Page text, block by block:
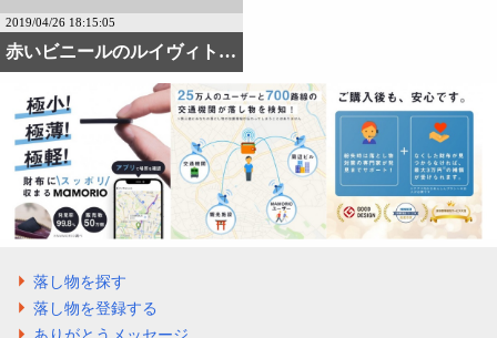
2019/04/26 18:15:05
赤いビニールのルイヴィト・・・
落し物を探す
落し物を登録する